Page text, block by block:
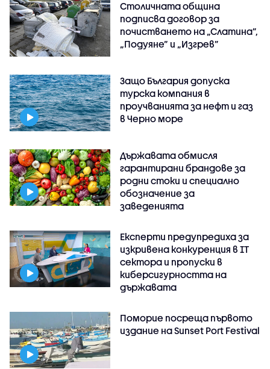
Столичната община
подписва договор за
почистването на „Слатина”,
„Подуяне” и „Изгрев”
Защо България допуска
турска компания в
проучванията за нефт и газ
в Черно море
Държавата обмисля
гарантирани брандове за
родни стоки и специално
обозначение за
заведенията
Експерти предупредиха за
изкривена конкуренция в IT
сектора и пропуски в
киберсигурността на
държавата
Поморие посреща първото
издание на Sunset Port Festival